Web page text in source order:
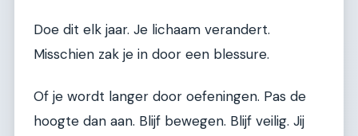
Doe dit elk jaar. Je lichaam verandert.
Misschien zak je in door een blessure.
Of je wordt langer door oefeningen. Pas de
hoogte dan aan. Blijf bewegen. Blijf veilig. Jij